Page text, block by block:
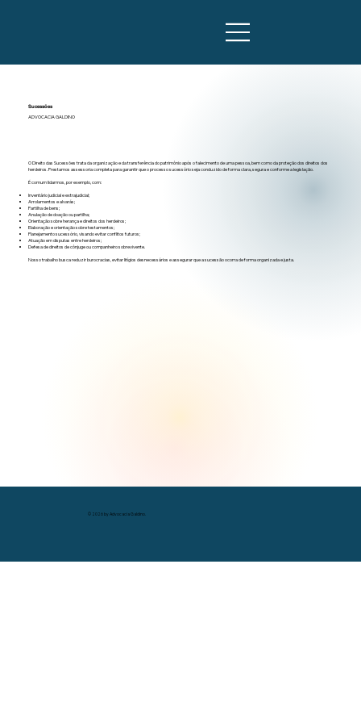
ADVOCACIA GALDINO
Sucessões
O Direito das Sucessões trata da organização e da transferência do patrimônio após o falecimento de uma pessoa, bem como da proteção dos direitos dos
herdeiros. Prestamos assessoria completa para garantir que o processo sucessório seja conduzido de forma clara, segura e conforme a legislação.
É comum lidarmos, por exemplo, com:
Inventário judicial e extrajudicial;
Arrolamentos e alvarás;
Partilha de bens;
Anulação de doação ou partilha;
Orientação sobre herança e direitos dos herdeiros;
Elaboração e orientação sobre testamentos;
Planejamento sucessório, visando evitar conflitos futuros;
Atuação em disputas entre herdeiros;
Defesa de direitos de cônjuge ou companheiro sobrevivente.
Nosso trabalho busca reduzir burocracias, evitar litígios desnecessários e assegurar que a sucessão ocorra de forma organizada e justa.
© 2026 by Advocacia Galdino.